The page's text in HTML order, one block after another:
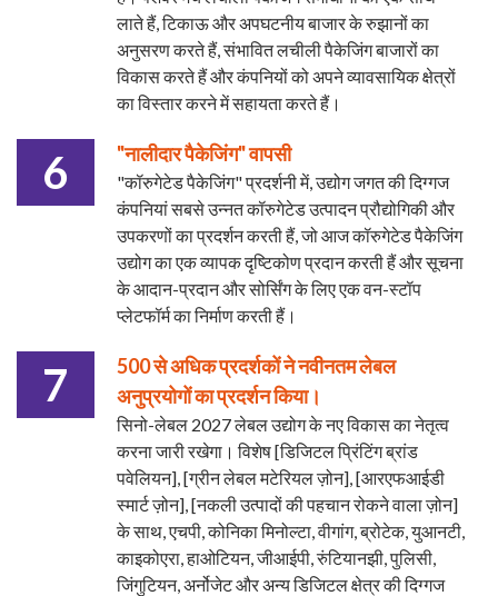
लाते हैं, टिकाऊ और अपघटनीय बाजार के रुझानों का
अनुसरण करते हैं, संभावित लचीली पैकेजिंग बाजारों का
विकास करते हैं और कंपनियों को अपने व्यावसायिक क्षेत्रों
का विस्तार करने में सहायता करते हैं।
6 "नालीदार पैकेजिंग" वापसी
"कॉरुगेटेड पैकेजिंग" प्रदर्शनी में, उद्योग जगत की दिग्गज
कंपनियां सबसे उन्नत कॉरुगेटेड उत्पादन प्रौद्योगिकी और
उपकरणों का प्रदर्शन करती हैं, जो आज कॉरुगेटेड पैकेजिंग
उद्योग का एक व्यापक दृष्टिकोण प्रदान करती हैं और सूचना
के आदान-प्रदान और सोर्सिंग के लिए एक वन-स्टॉप
प्लेटफॉर्म का निर्माण करती हैं।
7
500 से अधिक प्रदर्शकों ने नवीनतम लेबल
अनुप्रयोगों का प्रदर्शन किया।
सिनो-लेबल 2027 लेबल उद्योग के नए विकास का नेतृत्व
करना जारी रखेगा। विशेष [डिजिटल प्रिंटिंग ब्रांड
पवेलियन], [ग्रीन लेबल मटेरियल ज़ोन], [आरएफआईडी
स्मार्ट ज़ोन], [नकली उत्पादों की पहचान रोकने वाला ज़ोन]
के साथ, एचपी, कोनिका मिनोल्टा, वीगांग, ब्रोटेक, युआनटी,
काइकोएरा, हाओटियन, जीआईपी, रुंटियानझी, पुलिसी,
जिंगुटियन, अर्नोजेट और अन्य डिजिटल क्षेत्र की दिग्गज